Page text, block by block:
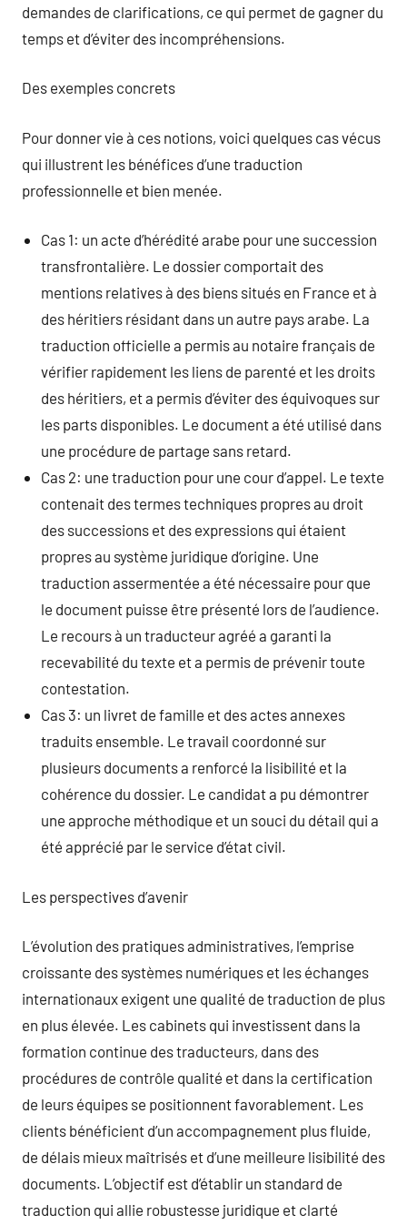
demandes de clarifications, ce qui permet de gagner du
temps et d’éviter des incompréhensions.
Des exemples concrets
Pour donner vie à ces notions, voici quelques cas vécus
qui illustrent les bénéfices d’une traduction
professionnelle et bien menée.
Cas 1: un acte d’hérédité arabe pour une succession
transfrontalière. Le dossier comportait des
mentions relatives à des biens situés en France et à
des héritiers résidant dans un autre pays arabe. La
traduction officielle a permis au notaire français de
vérifier rapidement les liens de parenté et les droits
des héritiers, et a permis d’éviter des équivoques sur
les parts disponibles. Le document a été utilisé dans
une procédure de partage sans retard.
Cas 2: une traduction pour une cour d’appel. Le texte
contenait des termes techniques propres au droit
des successions et des expressions qui étaient
propres au système juridique d’origine. Une
traduction assermentée a été nécessaire pour que
le document puisse être présenté lors de l’audience.
Le recours à un traducteur agréé a garanti la
recevabilité du texte et a permis de prévenir toute
contestation.
Cas 3: un livret de famille et des actes annexes
traduits ensemble. Le travail coordonné sur
plusieurs documents a renforcé la lisibilité et la
cohérence du dossier. Le candidat a pu démontrer
une approche méthodique et un souci du détail qui a
été apprécié par le service d’état civil.
Les perspectives d’avenir
L’évolution des pratiques administratives, l’emprise
croissante des systèmes numériques et les échanges
internationaux exigent une qualité de traduction de plus
en plus élevée. Les cabinets qui investissent dans la
formation continue des traducteurs, dans des
procédures de contrôle qualité et dans la certification
de leurs équipes se positionnent favorablement. Les
clients bénéficient d’un accompagnement plus fluide,
de délais mieux maîtrisés et d’une meilleure lisibilité des
documents. L’objectif est d’établir un standard de
traduction qui allie robustesse juridique et clarté